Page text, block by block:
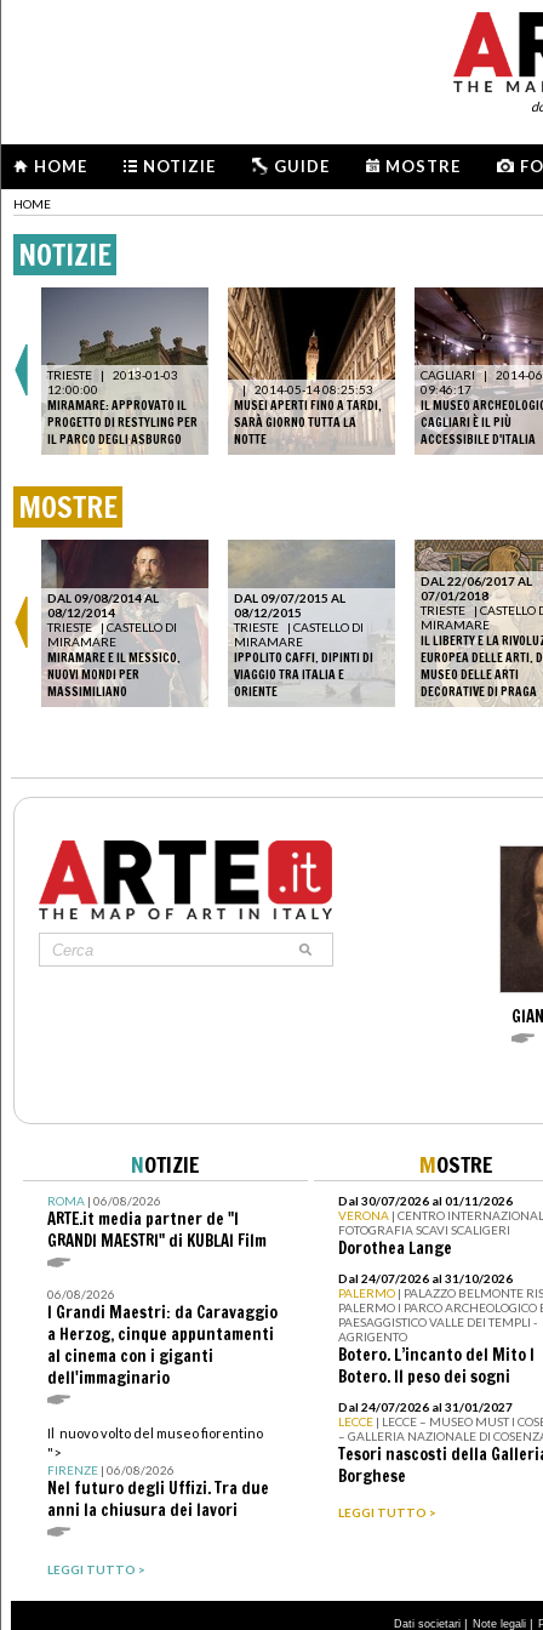
HOME NOTIZIE GUIDE MOSTRE
HOME
NOTIZIE
TRIESTE |
2013-01-03
12:00:00
MIRAMARE: APPROVATO IL
PROGETTO DI RESTYLING PER
IL PARCO DEGLI ASBURGO
| 2014-05-14 08:25:53
MUSEI APERTI FINO A TARDI,
SARÀ GIORNO TUTTA LA
NOTTE
CAGLIARI |
2014-
09:46:17
IL MUSEO
CAGLIARI È IL PIÙ
ACCESSIBILE D'ITALIA
MOSTRE
DAL 09/08/2014 AL
08/12/2014
TRIESTE | CASTELLO DI
MIRAMARE
MIRAMARE E IL MESSICO.
NUOVI MONDI PER
MASSIMILIANO
DAL 09/07/2015 AL
08/12/2015
TRIESTE
| CASTELLO DI
MIRAMARE
IPPOLITO CAFFI. DIPINTI DI
VIAGGIO TRA ITALIA E
ORIENTE
DAL 22/06/2017 AL
07/01/2018
TRIESTE |CASTELLO
MIRAMARE
IL LIBERTY E LA
EUROPEA DELLE ARTI.
MUSEO DELLE ARTI
DECORATIVE DI PRAGA
NOTIZIE
ROMA| 06/08/2026
ARTE.it media partner de "I
GRANDI MAESTRI" di KUBLAI Film
06/08/2026
I Grandi Maestri: da Caravaggio
a Herzog, cinque appuntamenti
al cinema con i giganti
dell'immaginario
Il nuovo volto del museo fiorentino
">
FIRENZE| 06/08/2026
Nel futuro degli Uffizi. Tra due
anni la chiusura dei lavori
LEGGI TUTTO >
MOSTRE
Dal 30/07/2026 al 01/11/2026
VERONA | CENTRO
FOTOGRAFIA SCAVI SCALIGERI
Dorothea Lange
Dal 24/07/2026 al 31/10/2026
PALERMO | PALAZZO BELMONTE
PALERMO I PARCO ARCHEOLOGICO
PAESAGGISTICO VALLE DEI TEMPLI -
AGRIGENTO
Botero. L’incanto del Mito I
Botero. Il peso dei sogni
Dal 24/07/2026 al 31/01/2027
LECCE | LECCE – MUSEO MUST I
– GALLERIA NAZIONALE DI
Tesori nascosti della
Borghese
LEGGI TUTTO >
Dati societari | Note legali |